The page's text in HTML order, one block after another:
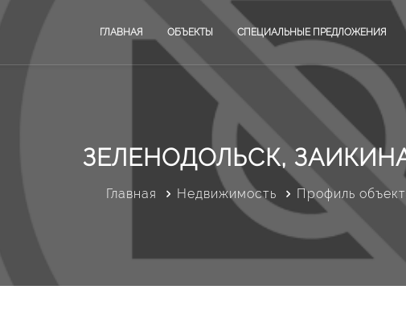
ГЛАВНАЯ ОБЪЕКТЫ СПЕЦИАЛЬНЫЕ ПРЕДЛОЖЕНИЯ
ЗЕЛЕНОДОЛЬСК,
Главная Недвижимость Профиль